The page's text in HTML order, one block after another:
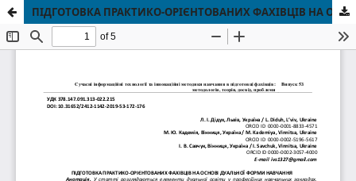
ПІДГОТОВКА ПРАКТИКО-ОРІЄНТОВАНИХ ФАХІВЦІВ НА ОСНОВІ ДУАЛЬНОЇ ФОРМИ НАВЧАННЯ